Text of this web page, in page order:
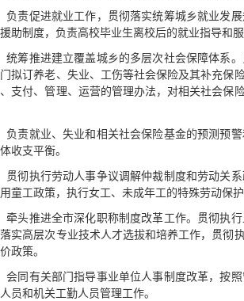
负责促进就业工作，贯彻落实统筹城乡就业发
助制度，负责高校毕业生离校后的就业指导和
统筹推进建立覆盖城乡的多层次社会保障体系
拟订养老、失业、工伤等社会保险及其补充保
支付、管理、运营的管理办法，对相关社会保
负责就业、失业和相关社会保险基金的预测预
收支平衡。
贯彻执行劳动人事争议调解仲裁制度和劳动关
童工政策，执行女工、未成年工的特殊劳动保
牵头推进全市深化职称制度改革工作。贯彻执
实高层次专业技术人才选拔和培养工作，贯彻
政策。
会同有关部门指导事业单位人事制度改革，按
员和机关工勤人员管理工作。